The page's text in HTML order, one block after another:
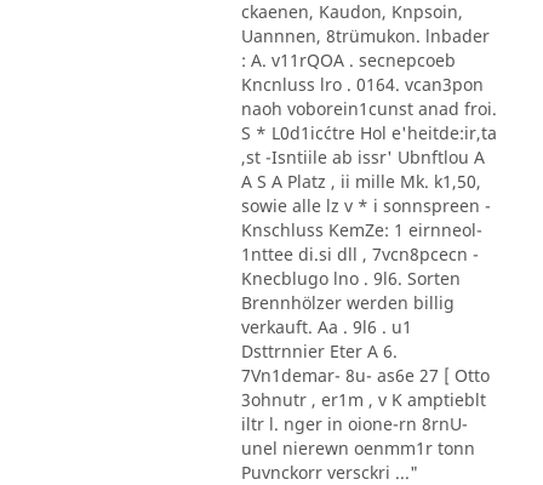
ckaenen, Kaudon, Knpsoin,
Uannnen, 8trümukon. lnbader
: A. v11rQOA . secnepcoeb
Kncnluss lro . 0164. vcan3pon
naoh voborein1cunst anad froi.
S * L0d1ic´ctre Hol e'heitde:ir,ta
,st -Isntiile ab issr' Ubnftlou A
A S A Platz , ii mille Mk. k1,50,
sowie alle lz v * i sonnspreen -
Knschluss KemZe: 1 eirnneol-
1nttee di.si dll , 7vcn8pcecn -
Knecblugo lno . 9l6. Sorten
Brennhölzer werden billig
verkauft. Aa . 9l6 . u1
Dsttrnnier Eter A 6.
7Vn1demar- 8u- as6e 27 [ Otto
3ohnutr , er1m , v K amptieblt
iltr l. nger in oione-rn 8rnU-
unel nierewn oenmm1r tonn
Puvnckorr versckri ..."